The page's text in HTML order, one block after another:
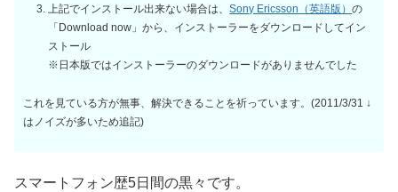
上記でインストール出来ない場合は、Sony Ericsson（英語版）の
「Download now」から、インストーラーをダウンロードしてイン
ストール
※日本版ではインストーラーのダウンロードがありませんでした
これを見ている方が無事、解決できることを祈っています。(2011/3/31 ↓
はノイズが多いため追記)
スマートフォン歴5日間の黒々です。